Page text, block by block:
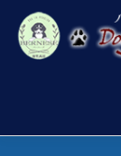
キ